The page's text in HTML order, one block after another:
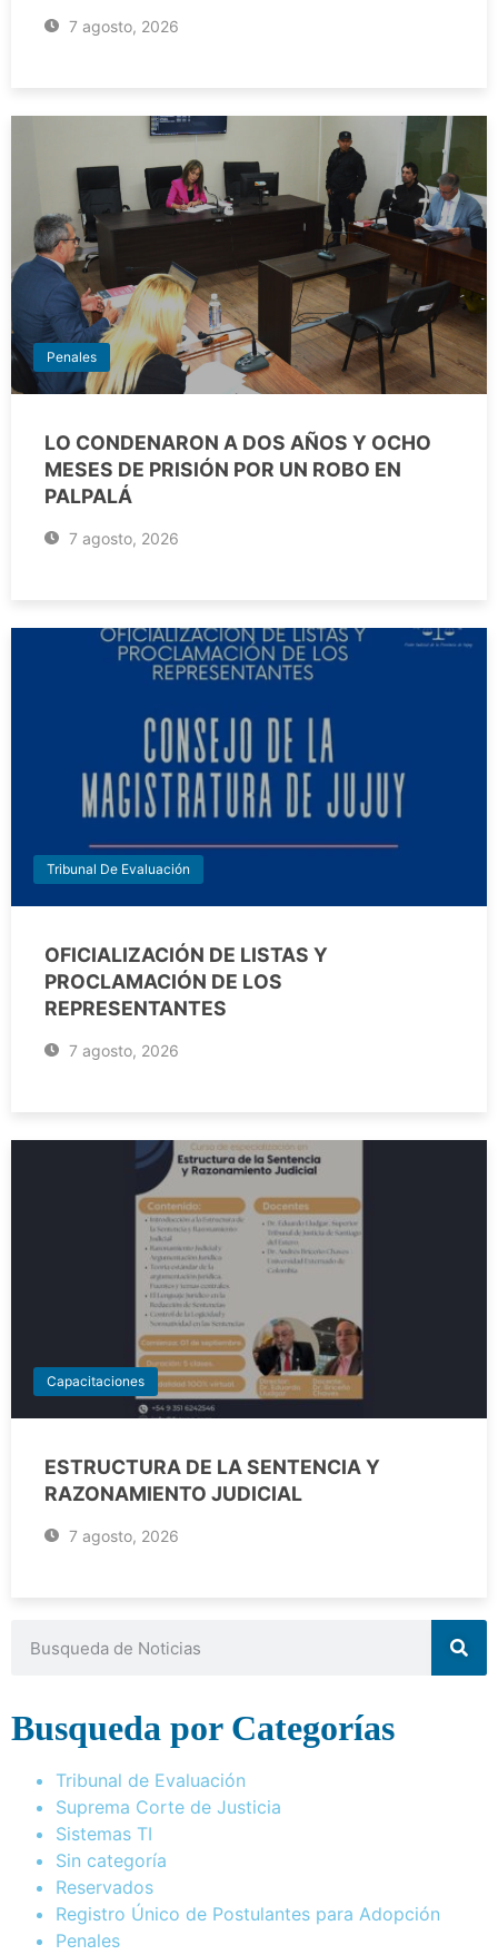
7 agosto, 2026
Penales
LO CONDENARON A DOS AÑOS Y OCHO
MESES DE PRISIÓN POR UN ROBO EN
PALPALÁ
7 agosto, 2026
Tribunal De Evaluación
OFICIALIZACIÓN DE LISTAS Y
PROCLAMACIÓN DE LOS
REPRESENTANTES
7 agosto, 2026
Capacitaciones
ESTRUCTURA DE LA SENTENCIA Y
RAZONAMIENTO JUDICIAL
7 agosto, 2026
Busqueda por Categorías
Tribunal de Evaluación
Suprema Corte de Justicia
Sistemas TI
Sin categoría
Reservados
Registro Único de Postulantes para Adopción
Penales